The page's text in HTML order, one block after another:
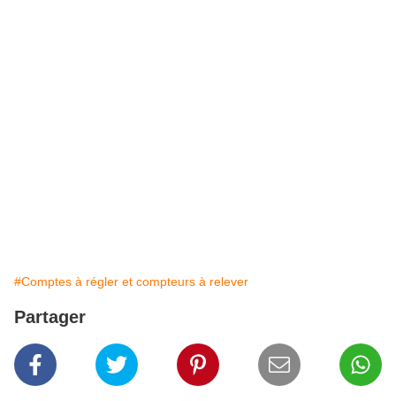
#Comptes à régler et compteurs à relever
Partager